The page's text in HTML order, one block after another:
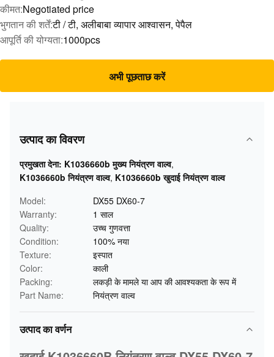
कीमत:Negotiated price
भुगतान की शर्तें:टी / टी, अलीबाबा व्यापार आश्वासन, पेपैल
आपूर्ति की योग्यता:1000pcs
अभी पूछताछ करें
उत्पाद का विवरण
प्रमुखता देना: K1036660b मुख्य नियंत्रण वाल्व,
K1036660b नियंत्रण वाल्व, K1036660b खुदाई नियंत्रण वाल्व
Model:
DX55 DX60-7
Warranty:
1 साल
Quality:
उच्च गुणवत्ता
Condition:
100% नया
Texture:
इस्पात
Color:
काली
Packing:
लकड़ी के मामले या आप की आवश्यकता के रूप में
Part Name:
नियंत्रण वाल्व
उत्पाद का वर्णन